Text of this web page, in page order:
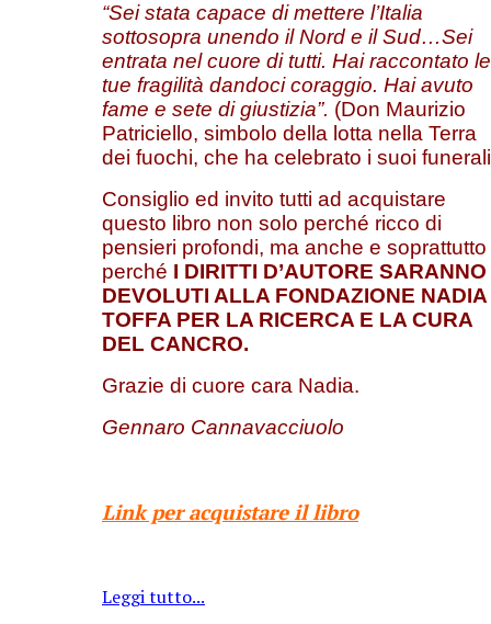
“Sei stata capace di mettere l’Italia
sottosopra unendo il Nord e il Sud…Sei
entrata nel cuore di tutti. Hai raccontato le
tue fragilità dandoci coraggio. Hai avuto
fame e sete di giustizia”. (Don Maurizio
Patriciello, simbolo della lotta nella Terra
dei fuochi, che ha celebrato i suoi
Consiglio ed invito tutti ad acquistare
questo libro non solo perché ricco di
pensieri profondi, ma anche e soprattutto
perché I DIRITTI D’AUTORE SARANNO
DEVOLUTI ALLA FONDAZIONE NADIA
TOFFA PER LA RICERCA E LA CURA
DEL CANCRO.
Grazie di cuore cara Nadia.
Gennaro Cannavacciuolo
Link per acquistare il libro
Leggi tutto...